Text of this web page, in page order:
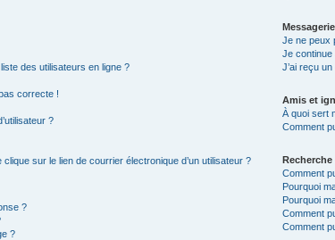
des utilisateurs en ligne ?
correcte !
?
sur le lien de courrier électronique d’un utilisateur ?
?
?
Je ne peux
Je
J’ai reçu
Amis et
À quoi sert
Comment
Comment
Pourquoi
Pourquoi
Comment
Comment